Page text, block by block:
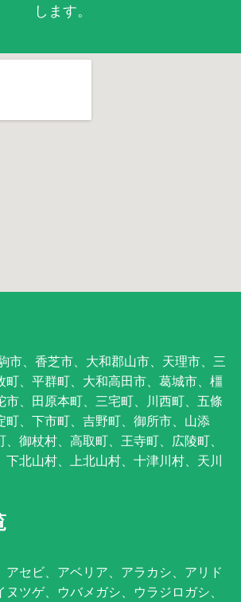
します。
市、香芝市、大和郡山市、天理市、三
町、平群町、大和高田市、葛城市、橿
市、田原本町、三宅町、川西町、五條
町、下市町、吉野町、御所市、山添
御杖村、高取町、王寺町、広陵町、
下北山村、上北山村、十津川村、天川
アセビ、アベリア、アラカシ、アリド
ツゲ、ウバメガシ、ウラジロガシ、